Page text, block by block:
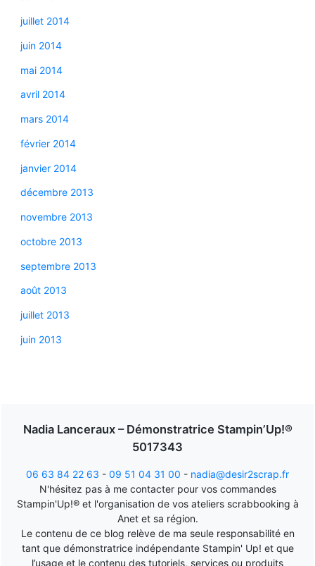
juillet 2014
juin 2014
mai 2014
avril 2014
mars 2014
février 2014
janvier 2014
décembre 2013
novembre 2013
octobre 2013
septembre 2013
août 2013
juillet 2013
juin 2013
Nadia Lanceraux – Démonstratrice Stampin’Up!®
5017343
06 63 84 22 63 - 09 51 04 31 00 - nadia@desir2scrap.fr
N'hésitez pas à me contacter pour vos commandes
Stampin'Up!® et l'organisation de vos ateliers scrabbooking à
Anet et sa région.
Le contenu de ce blog relève de ma seule responsabilité en
tant que démonstratrice indépendante Stampin' Up! et que
l’usage et le contenu des tutoriels, services ou produits